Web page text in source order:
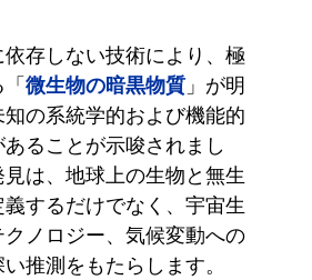
存しない技術により、極
微生物の暗黒物質 」が明
の系統学的および機能的
ることが示唆されまし
は、地球上の生物と無生
するだけでなく、宇宙生
ノロジー、気候変動への
推測をもたらします。